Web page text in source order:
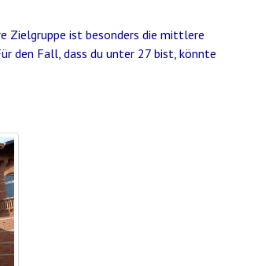
Zielgruppe ist besonders die mittlere
den Fall, dass du unter 27 bist, könnte